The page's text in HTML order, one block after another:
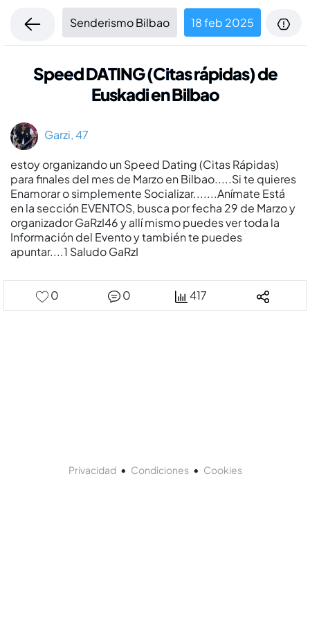
Senderismo Bilbao 18 feb 2025
Speed DATING (Citas rápidas) de
Euskadi en Bilbao
Garzi, 47
estoy organizando un Speed Dating (Citas Rápidas)
para finales del mes de Marzo en Bilbao.....Si te quieres
Enamorar o simplemente Socializar.......Anímate Está
en la sección EVENTOS, busca por fecha 29 de Marzo y
organizador GaRzI46 y allí mismo puedes ver toda la
Información del Evento y también te puedes
apuntar....1 Saludo GaRzI
0 0 417
Privacidad• Condiciones• Cookies